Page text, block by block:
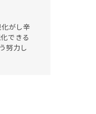
がし辛
できる
努力し